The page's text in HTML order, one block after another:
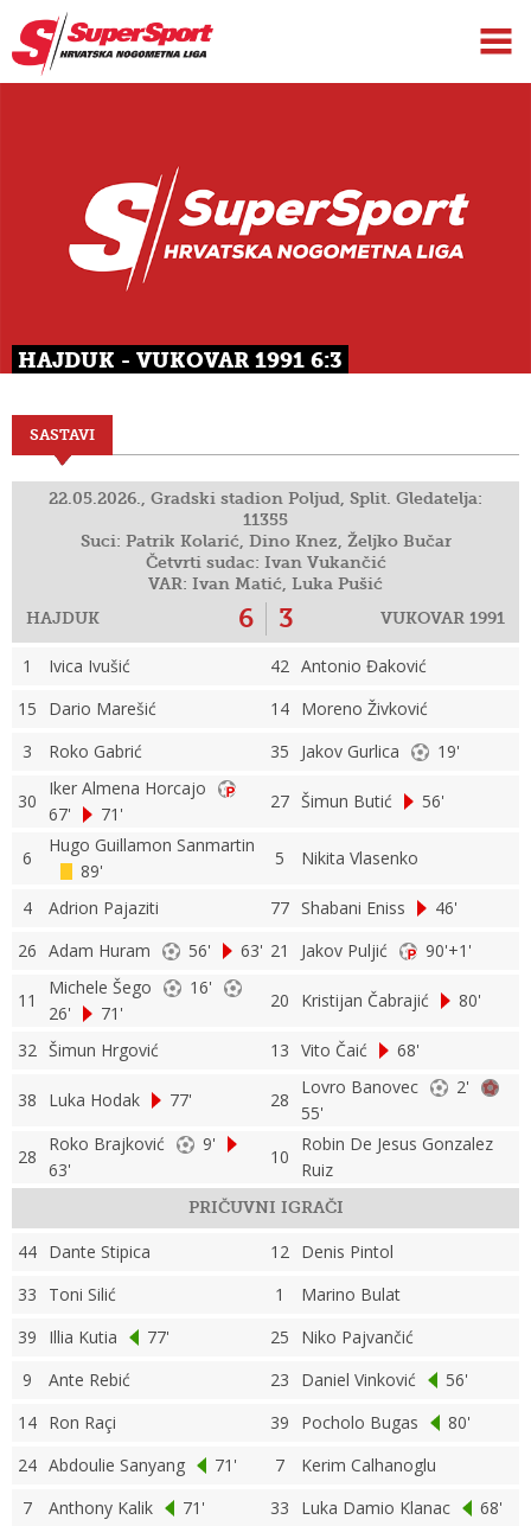
HAJDUK - VUKOVAR 1991 6:3
SASTAVI
22.05.2026., Gradski stadion Poljud, Split. Gledatelja:
11355
Suci: Patrik Kolarić, Dino Knez, Željko Bučar
Četvrti sudac: Ivan Vukančić
VAR: Ivan Matić, Luka Pušić
HAJDUK
6 VUKOVAR 1991
3
1 Ivica Ivušić 42 Antonio Đaković
15
Dario Marešić 14 Moreno Živković
3
Roko Gabrić 35 Jakov Gurlica 19'
30
Iker Almena Horcajo
67'
71'
27 Šimun Butić 56'
6
Hugo Guillamon Sanmartin
89'
5 Nikita Vlasenko
4 Adrion Pajaziti 77 Shabani Eniss
46'
26 Adam Huram 56' 63' 21 Jakov Puljić 90'+1'
11
Michele Šego
16'
26'
71'
20 Kristijan Čabrajić 80'
32 Šimun Hrgović 13 Vito Čaić 68'
38 Luka Hodak 77' 28
Lovro Banovec
2'
55'
28
Roko Brajković
9'
63'
10
Robin De Jesus Gonzalez
Ruiz
PRIČUVNI IGRAČI
44 Dante Stipica 12 Denis Pintol
33
Toni Silić 1
Marino Bulat
39
Illia Kutia 77' 25
Niko Pajvančić
9
Ante Rebić 23 Daniel Vinković
56'
14 Ron Raçi 39 Pocholo Bugas
80'
24 Abdoulie Sanyang 71' 7
Kerim Calhanoglu
7
Anthony Kalik 71' 33 Luka Damio Klanac
68'